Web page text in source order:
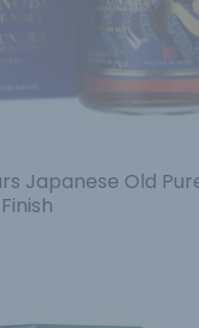
Japanese Old